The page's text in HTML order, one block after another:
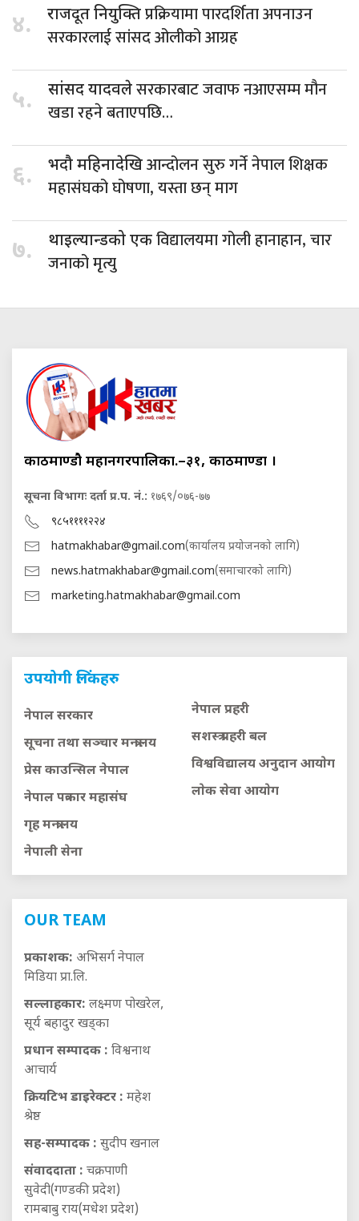
४. राजदूत नियुक्तिप्रक्रियामा पारदर्शिता अपनाउन
सरकारलाई सांसद ओलीको आग्रह
५. सांसद यादवलेसरकारबाट जवाफ नआएसम्म मौन
खडा रहने बताएपछि…
६. भदौ महिनादेखिआन्दोलन सुरु गर्ने नेपाल शिक्षक
महासंघको घोषणा, यस्ता छन् माग
७. थाइल्यान्डको एकविद्यालयमा गोली हानाहान, चार
जनाको मृत्यु
काठमाण्डौ महानगरपालिका.–३१, काठमाण्डौं ।
सूचना विभागः दर्ता प्र.प. नं.: १७६९/०७६-७७
९८५११११२२४
hatmakhabar@gmail.com(कार्यालय प्रयोजनको लागि)
news.hatmakhabar@gmail.com(समाचारको लागि)
marketing.hatmakhabar@gmail.com
उपयोगी लिंकहरु
नेपाल सरकार
सूचना तथा सञ्चार मन्त्रालय
प्रेस काउन्सिल नेपाल
नेपाल पत्रकार महासंघ
गृह मन्त्रालय
नेपाली सेना
नेपाल प्रहरी
सशस्त्र प्रहरी बल
विश्वविद्यालय अनुदान आयाेग
लाेक सेवा आयाेग
OUR TEAM
प्रकाशक: अभिसर्ग नेपाल
मिडिया प्रा.लि.
सल्लाहकार: लक्ष्मण पोखरेल,
सूर्य बहादुर खड्का
प्रधान सम्पादक : विश्वनाथ
आचार्य
क्रियटिभ डाइरेक्टर : महेश
श्रेष्ठ
सह-सम्पादक : सुदीप खनाल
संवाददाता : चक्रपाणी
सुवेदी(गण्डकी प्रदेश)
रामबाबु राय(मधेश प्रदेश)